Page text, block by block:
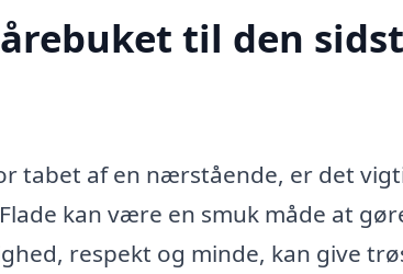
til den
tabet af en nærstående, er det
kan være en smuk måde at
respekt og minde, kan give